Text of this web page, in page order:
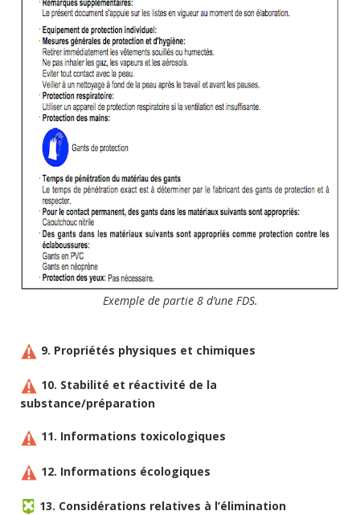
Exemple de partie 8 d’une FDS.
9. Propriétés physiques et chimiques
10. Stabilité et réactivité de la
substance/préparation
11. Informations toxicologiques
12. Informations écologiques
13. Considérations relatives à l’élimination